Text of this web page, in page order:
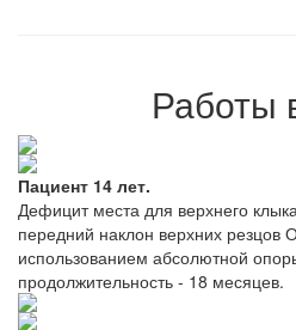
Работы
Пациент 14 лет.
Дефицит места для верхнего
передний наклон верхних резцов
использованием абсолютной
продолжительность - 18 месяцев.